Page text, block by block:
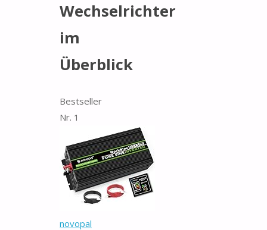
Wechselrichter
im
Überblick
Bestseller
Nr. 1
novopal